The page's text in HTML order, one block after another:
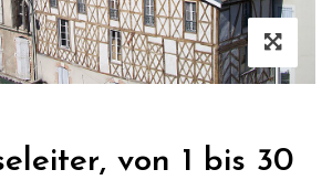
von 1 bis 30